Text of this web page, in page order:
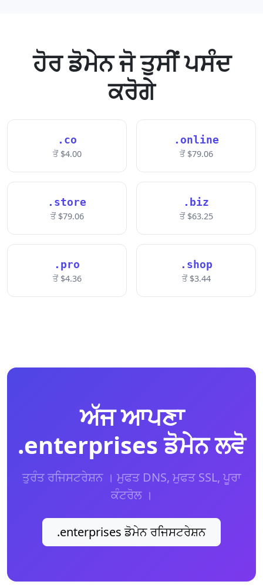
ਹੋਰ ਡੋਮੇਨ ਜੋ ਤੁਸੀਂ ਪਸੰਦ
ਕਰੋਗੇ
.co
ਤੋਂ $4.00
.online
ਤੋਂ $79.06
.store
ਤੋਂ $79.06
.biz
ਤੋਂ $63.25
.pro
ਤੋਂ $4.36
.shop
ਤੋਂ $3.44
ਅੱਜ ਆਪਣਾ
.enterprises ਡੋਮੇਨ ਲਵੋ
ਤੁਰੰਤ ਰਜਿਸਟਰੇਸ਼ਨ । ਮੁਫਤ DNS, ਮੁਫਤ SSL, ਪੂਰਾ
ਕੰਟਰੋਲ ।
.enterprises ਡੋਮੇਨ ਰਜਿਸਟਰੇਸ਼ਨ